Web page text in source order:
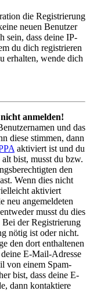
die Registrierung
neuen Benutzer
sein, dass deine IP-
du dich registrieren
erhalten, wende dich
anmelden!
und das
diese stimmen, dann
aktiviert ist und du
alt bist, musst du bzw.
den
Wenn dies nicht
aktiviert
neu angemeldeten
musst du dies
der Registrierung
nötig ist oder nicht.
den dort enthaltenen
E-Mail-Adresse
von einem Spam-
bist, dass deine E-
dann kontaktiere